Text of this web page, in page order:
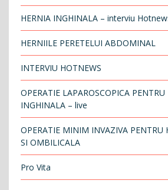
HERNIA INGHINALA – interviu
HERNIILE PERETELUI ABDOMINAL
INTERVIU HOTNEWS
OPERATIE LAPAROSCOPICA PENTRU
INGHINALA – live
OPERATIE MINIM INVAZIVA PENTRU
SI OMBILICALA
Pro Vita